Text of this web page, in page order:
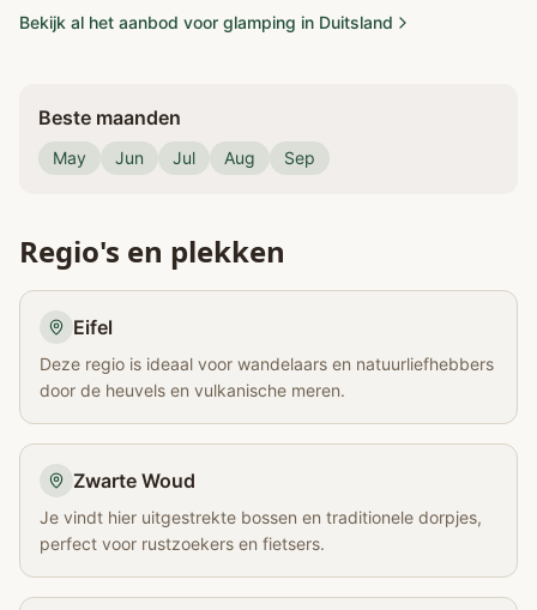
Bekijk al het aanbod voor glamping in Duitsland
Beste maanden
May Jun Jul Aug Sep
Regio's en plekken
Eifel
Deze regio is ideaal voor wandelaars en natuurliefhebbers
door de heuvels en vulkanische meren.
Zwarte Woud
Je vindt hier uitgestrekte bossen en traditionele dorpjes,
perfect voor rustzoekers en fietsers.